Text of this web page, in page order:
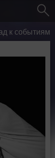
к событиям